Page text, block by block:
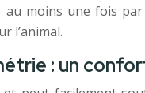
au moins une fois
l’animal.
: un